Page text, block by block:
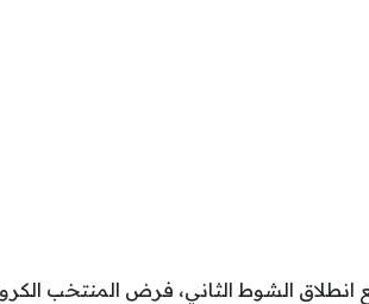
انطلاق الشوط الثاني، فرض المنتخب